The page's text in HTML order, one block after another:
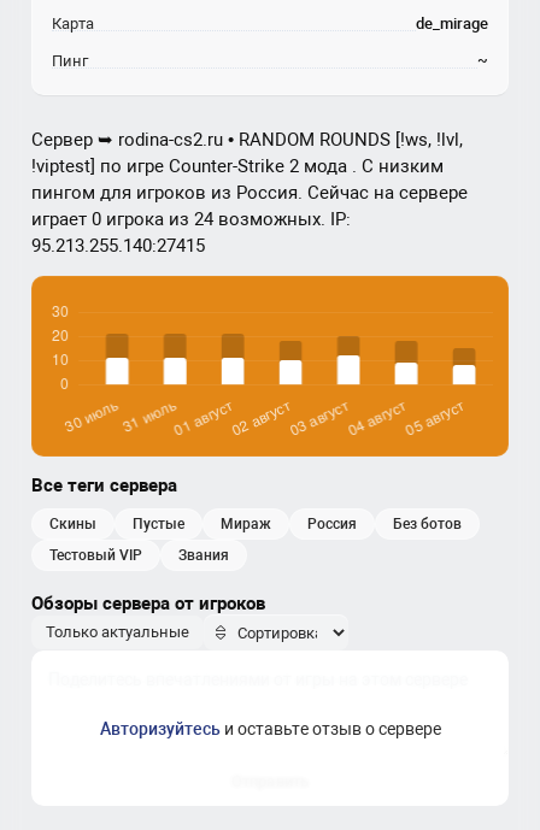
Сервер ➥ rodina-cs2.ru • RANDOM ROUNDS [!ws, !lvl,
!viptest] по игре Counter-Strike 2 мода . С низким
пингом для игроков из Россия. Сейчас на сервере
играет 0 игрока из 24 возможных. IP:
95.213.255.140:27415
Все теги сервера
скины пустые мираж россия
без ботов
Тестовый VIP
звания
Обзоры сервера от игроков
Только актуальные
Авторизуйтесьи оставьте отзыв о сервере
Карта de_mirage
Пинг ~